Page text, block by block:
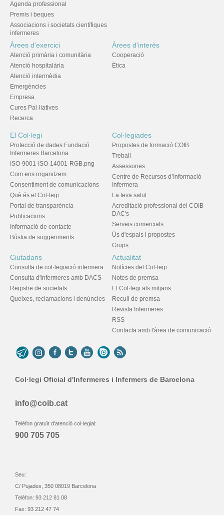
Agenda professional
Premis i beques
Associacions i societats científiques
infermeres
Àrees d'exercici
Atenció primària i comunitària
Atenció hospitalària
Atenció intermèdia
Emergències
Empresa
Cures Pal·liatives
Recerca
Àrees d'interès
Cooperació
Ètica
El Col·legi
Protecció de dades Fundació
Infermeres Barcelona
ISO-9001-ISO-14001-RGB.png
Com ens organitzem
Consentiment de comunicacions
Què és el Col·legi
Portal de transparència
Publicacions
Informació de contacte
Bústia de suggeriments
Col·legiades
Propostes de formació COIB
Treball
Assessories
Centre de Recursos d’Informació
Infermera
La teva salut
Acreditació professional del COIB -
DAC's
Serveis comercials
Ús d'espais i propostes
Grups
Ciutadans
Consulta de col·legiació infermera
Consulta d'infermeres amb DACS
Registre de societats
Queixes, reclamacions i denúncies
Actualitat
Notícies del Col·legi
Notes de premsa
El Col·legi als mitjans
Recull de premsa
Revista Infermeres
RSS
Contacta amb l'àrea de comunicació
Col·legi Oficial d'Infermeres i Infermers de Barcelona
info@coib.cat
Telèfon gratuït d'atenció col·legial:
900 705 705
Seu:
C/ Pujades, 350 08019 Barcelona
Telèfon: 93 212 81 08
Fax: 93 212 47 74